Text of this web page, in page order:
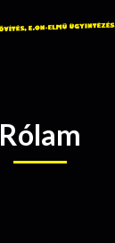
Rólam